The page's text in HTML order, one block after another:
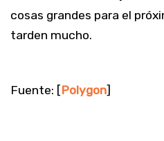
cosas grandes para el
tarden mucho.
Fuente: [Polygon]